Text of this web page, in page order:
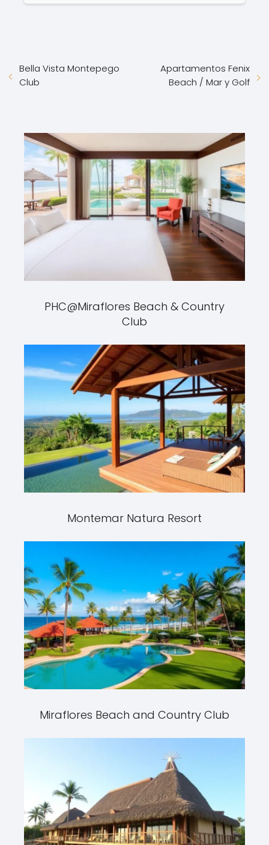
Bella Vista Montepego
Club
Apartamentos Fenix
Beach / Mar y Golf
PHC@Miraflores Beach & Country
Club
Montemar Natura Resort
Miraflores Beach and Country Club